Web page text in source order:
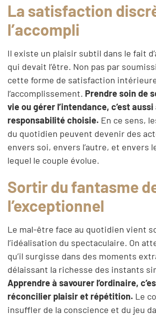
La satisfaction
l’accompli
Il existe un plaisir subtil dans le fait
qui devait l’être. Non pas par
cette forme de satisfaction
l’accomplissement. Prendre soin de
vie ou gérer l’intendance, c’est
responsabilité choisie. En ce sens,
du quotidien peuvent devenir des
envers soi, envers l’autre, et envers
lequel le couple évolue.
Sortir du fantasme
l’exceptionnel
Le mal-être face au quotidien vient
l’idéalisation du spectaculaire. On
qu’il surgisse dans des moments
délaissant la richesse des instants
Apprendre à savourer l’ordinaire,
réconcilier plaisir et répétition. Le
insuffler de la conscience et du jeu